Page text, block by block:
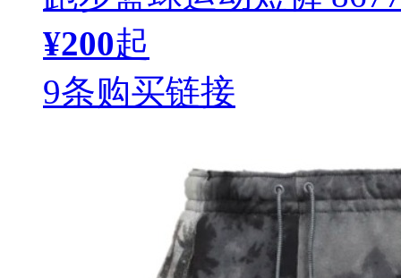
¥200起
9条购买链接